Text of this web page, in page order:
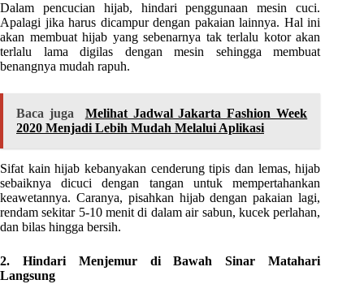
Dalam pencucian hijab, hindari penggunaan mesin cuci.
Apalagi jika harus dicampur dengan pakaian lainnya. Hal ini
akan membuat hijab yang sebenarnya tak terlalu kotor akan
terlalu lama digilas dengan mesin sehingga membuat
benangnya mudah rapuh.
Baca juga
Melihat Jadwal Jakarta Fashion Week
2020 Menjadi Lebih Mudah Melalui Aplikasi
Sifat kain hijab kebanyakan cenderung tipis dan lemas, hijab
sebaiknya dicuci dengan tangan untuk mempertahankan
keawetannya. Caranya, pisahkan hijab dengan pakaian lagi,
rendam sekitar 5-10 menit di dalam air sabun, kucek perlahan,
dan bilas hingga bersih.
2. Hindari Menjemur di Bawah Sinar Matahari
Langsung